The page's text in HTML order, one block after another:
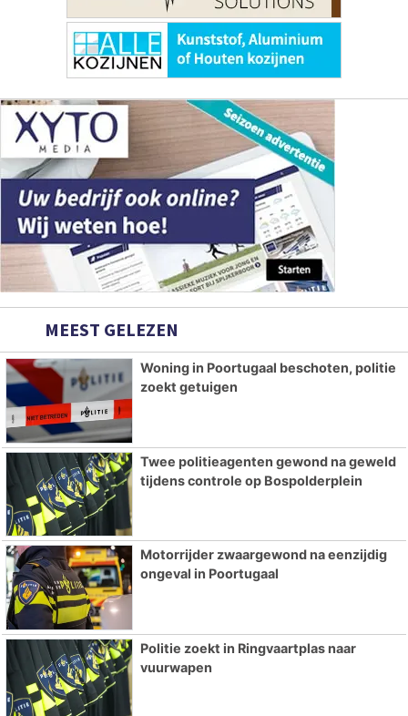
MEEST GELEZEN
Woning in Poortugaal beschoten, politie
zoekt getuigen
Twee politieagenten gewond na geweld
tijdens controle op Bospolderplein
Motorrijder zwaargewond na eenzijdig
ongeval in Poortugaal
Politie zoekt in Ringvaartplas naar
vuurwapen